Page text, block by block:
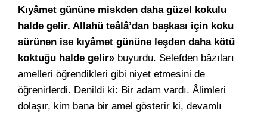
Kıyâmet gününe miskden daha güzel kokulu
halde gelir. Allahü teâlâ’dan başkası için koku
sürünen ise kıyâmet gününe leşden daha kötü
koktuğu halde gelir» buyurdu. Selefden bâzıları
amelleri öğrendikleri gibi niyet etmesini de
öğrenirlerdi. Denildi ki: Bir adam vardı. Âlimleri
dolaşır, kim bana bir amel gösterir ki, devamlı